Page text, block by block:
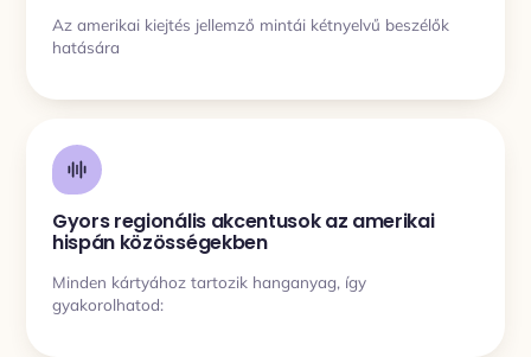
Az amerikai kiejtés jellemző mintái kétnyelvű beszélők
hatására
Gyors regionális akcentusok az amerikai
hispán közösségekben
Minden kártyához tartozik hanganyag, így
gyakorolhatod: